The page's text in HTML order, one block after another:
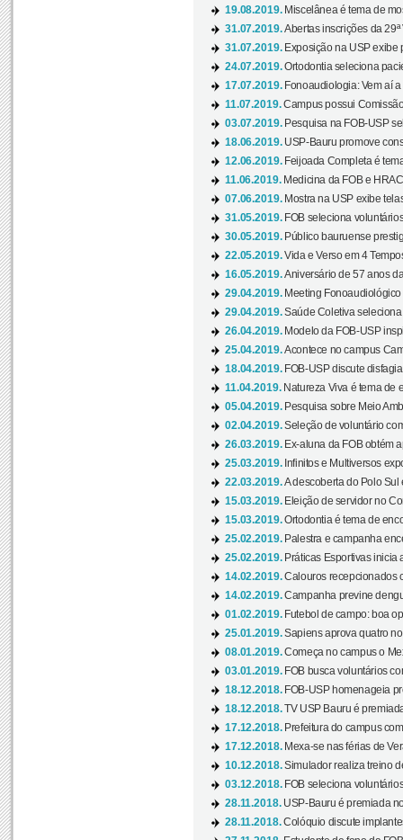
19.08.2019. Miscelânea é tema de
31.07.2019.Abertas inscrições da 29ª
31.07.2019. Exposição na USP exibe
24.07.2019.Ortodontia seleciona
17.07.2019. Fonoaudiologia: Vem aí
11.07.2019.Campus possui
03.07.2019. Pesquisa na FOB-USP
18.06.2019. USP-Bauru promove
12.06.2019. Feijoada Completa é
11.06.2019. Medicina da FOB e
07.06.2019. Mostra na USP exibe
31.05.2019. FOB seleciona
30.05.2019. Público bauruense
22.05.2019.Vida e Verso em 4
16.05.2019.Aniversário de 57 anos
29.04.2019. Meeting
29.04.2019.Saúde Coletiva
26.04.2019. Modelo da FOB-USP
25.04.2019.Acontece no campus
18.04.2019. FOB-USP discute
11.04.2019. Natureza Viva é tema de
05.04.2019. Pesquisa sobre Meio
02.04.2019.Seleção de voluntário
26.03.2019. Ex-aluna da FOB obtém
25.03.2019. Infinitos e Multiversos
22.03.2019.A descoberta do Polo Sul
15.03.2019. Eleição de servidor no
15.03.2019.Ortodontia é tema de
25.02.2019. Palestra e campanha
25.02.2019. Práticas Esportivas inicia
14.02.2019.Calouros recepcionados
14.02.2019.Campanha previne
01.02.2019. Futebol de campo: boa
25.01.2019.Sapiens aprova quatro
08.01.2019.Começa no campus o
03.01.2019. FOB busca voluntários
18.12.2018. FOB-USP homenageia
18.12.2018.TV USP Bauru é
17.12.2018. Prefeitura do campus
17.12.2018. Mexa-se nas férias de
10.12.2018.Simulador realiza treino
03.12.2018. FOB seleciona
28.11.2018. USP-Bauru é premiada
28.11.2018.Colóquio discute